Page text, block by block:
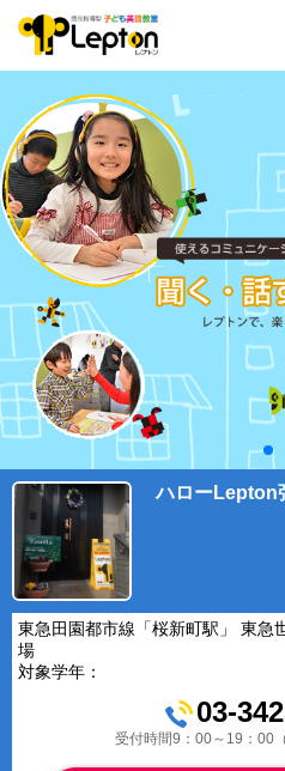
ハローLepton
東急田園都市線「桜新町駅」 東急
場
対象学年：
03-
受付時間9：00～19：00